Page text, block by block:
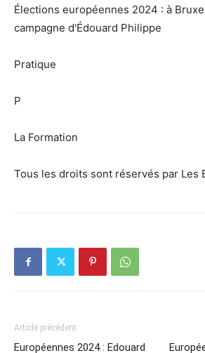
Élections européennes 2024 : à
campagne d'Édouard Philippe
Pratique
P
La Formation
Tous les droits sont réservés par Les
Article précédent
Européennes 2024 : Edouard